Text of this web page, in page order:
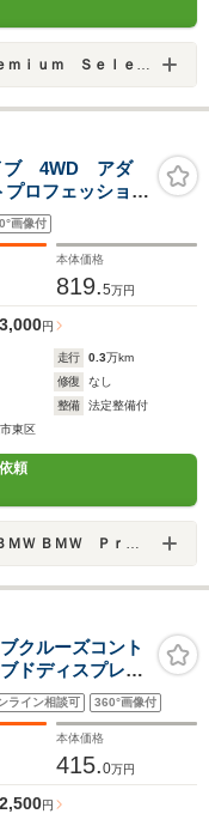
原 ／（株）ＡＬＣ Ｍｏｔｏｒｅｎ
ブ 4WD アダ
ロフェッショナ
リアサンプ
社デモカー 2
画像付
本体価格
819.5万円
円
走行 0.3万km
修復
なし
整備
法定整備付
東区
頼
Ｓｅｌｅｃｔｉｏｎ 札幌東
クルーズコント
ドディスプレイ/
中古車保証
ライン相談可 360°画像付
本体価格
415.0万円
円